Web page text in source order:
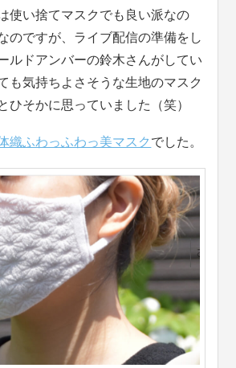
使い捨てマスクでも良い派なの
のですが、ライブ配信の準備をし
ルドアンバーの鈴木さんがしてい
も気持ちよさそうな生地のマスク
ひそかに思っていました（笑）
織ふわっふわっ美マスク でした。